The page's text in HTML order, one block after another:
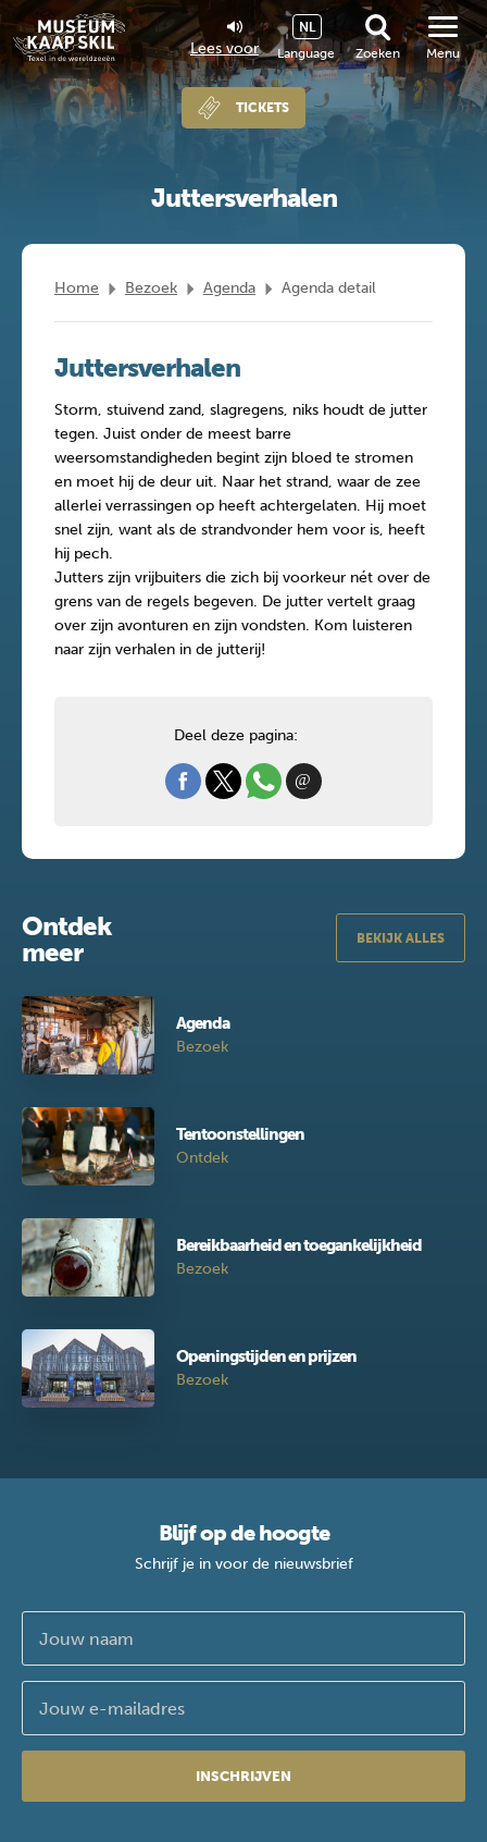
Lees voor Language
NL
Zoeken
TICKETS
Menu
Juttersverhalen
Home Bezoek Agenda Agenda detail
Juttersverhalen
Storm, stuivend zand, slagregens, niks houdt de jutter
tegen. Juist onder de meest barre
weersomstandigheden begint zijn bloed te stromen
en moet hij de deur uit. Naar het strand, waar de zee
allerlei verrassingen op heeft achtergelaten. Hij moet
snel zijn, want als de strandvonder hem voor is, heeft
hij pech.
Jutters zijn vrijbuiters die zich bij voorkeur nét over de
grens van de regels begeven. De jutter vertelt graag
over zijn avonturen en zijn vondsten. Kom luisteren
naar zijn verhalen in de jutterij!
Deel deze pagina:
Ontdek
meer
BEKIJK ALLES
Agenda
Bezoek
Tentoonstellingen
Ontdek
Bereikbaarheid en toegankelijkheid
Bezoek
Openingstijden en prijzen
Bezoek
Blijf op de hoogte
Schrijf je in voor de nieuwsbrief
INSCHRIJVEN